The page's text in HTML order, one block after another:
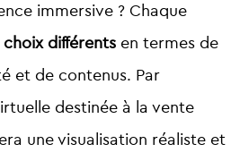
immersive ? Chaque
choix différents en termes de
et de contenus. Par
destinée à la vente
une visualisation réaliste et